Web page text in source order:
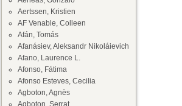
Aertssen, Kristien
AF Venable, Colleen
Afán, Tomás
Afanásiev, Aleksandr Nikoláievich
Afano, Laurence L.
Afonso, Fátima
Afonso Esteves, Cecilia
Agboton, Agnès
Agboton, Serrat